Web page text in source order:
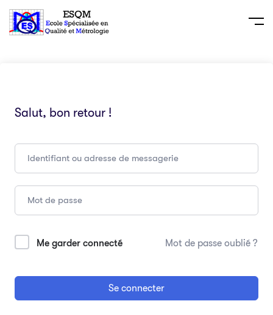
Salut, bon retour !
Me garder connecté Mot de passe oublié ?
Se connecter